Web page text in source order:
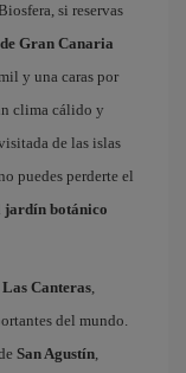
si reservas
Gran Canaria
y una caras por
clima cálido y
de las islas
puedes perderte el
jardín botánico
Las Canteras,
del mundo.
San Agustín,